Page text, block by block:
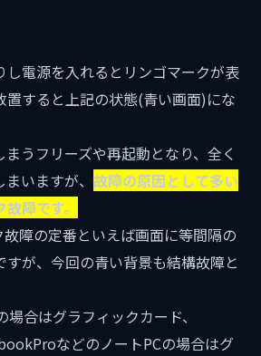
し電源を入れるとリンゴマークが表
置すると上記の状態(青い画面)にな
まうフリーズや再起動となり、全く
いますが、 故障の原因として多い
障です。
障の定番といえば画面に等間隔の
が、今回の青い背景も結構故障と
合はグラフィックカード、
などのノートPCの場合はグ